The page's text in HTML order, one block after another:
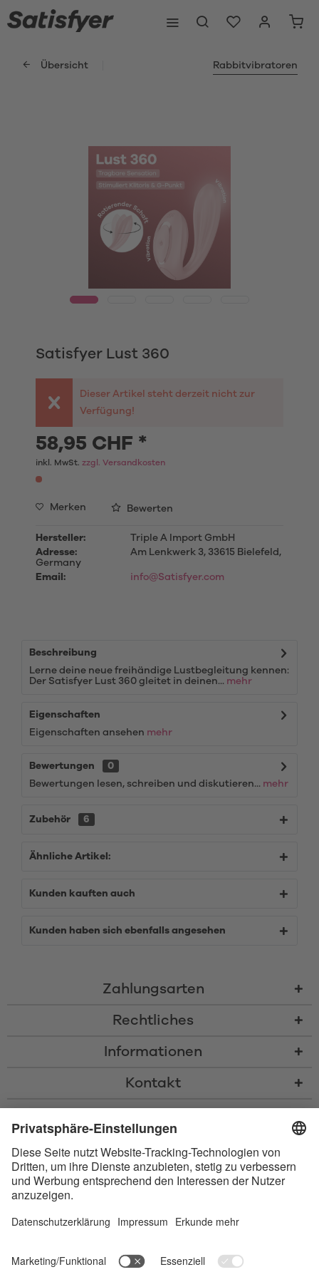
Übersicht Rabbitvibratoren
Satisfyer Lust 360
Dieser Artikel steht derzeit nicht zur
Verfügung!
58,95 CHF *
inkl. MwSt. zzgl. Versandkosten
Merken Bewerten
Hersteller:
Triple A Import GmbH
Adresse:
Am Lenkwerk 3, 33615 Bielefeld,
Germany
Email:
info@Satisfyer.com
Beschreibung
Lerne deine neue freihändige Lustbegleitung kennen:
Der Satisfyer Lust 360 gleitet in deinen... mehr
Eigenschaften
Eigenschaften ansehen mehr
Bewertungen
0
Bewertungen lesen, schreiben und diskutieren... mehr
Zubehör 6
Ähnliche Artikel:
Kunden kauften auch
Kunden haben sich ebenfalls angesehen
Zahlungsarten
Rechtliches
Informationen
Kontakt
Nachnahmegebühren, wenn nicht anders beschrieben
und Eigentum der Bluetooth SIG, Inc. Die Nutzung dieser Marken durch
Satisfyer GmbH erfolgt unter Lizenz.